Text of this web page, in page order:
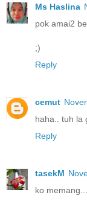
Ms Haslina
pok amai2
;)
Reply
cemut
haha.. tuh la
Reply
tasekM
ko